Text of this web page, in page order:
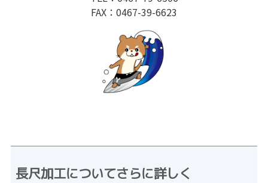
FAX：0467-39-6623
長尺加工についてさらに詳しく